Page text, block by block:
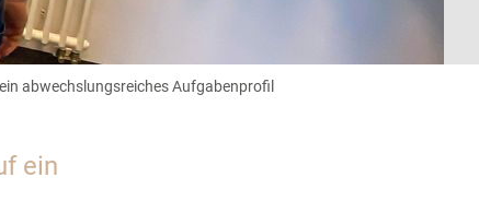
abwechslungsreiches Aufgabenprofil
ein